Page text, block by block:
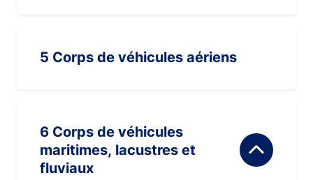
5 Corps de véhicules aériens
6 Corps de véhicules
maritimes, lacustres et
fluviaux